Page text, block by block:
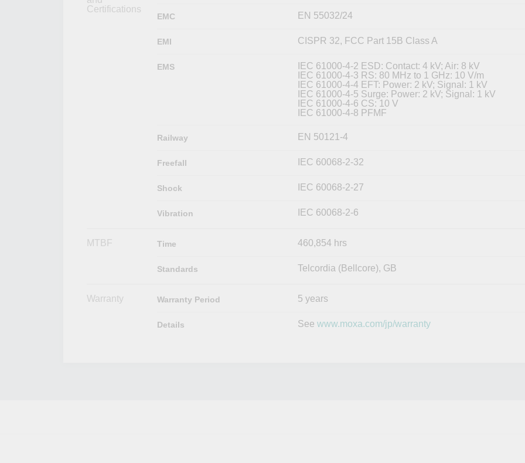
Certifications
EMC EN 55032/24
EMI CISPR 32, FCC Part 15B Class A
EMS
IEC 61000-4-2 ESD: Contact: 4 kV; Air: 8 kV
IEC 61000-4-3 RS: 80 MHz to 1 GHz: 10 V/m
IEC 61000-4-4 EFT: Power: 2 kV; Signal: 1 kV
IEC 61000-4-5 Surge: Power: 2 kV; Signal: 1 kV
IEC 61000-4-6 CS: 10 V
IEC 61000-4-8 PFMF
Railway EN 50121-4
Freefall IEC 60068-2-32
Shock IEC 60068-2-27
Vibration IEC 60068-2-6
MTBF Time 460,854 hrs
Standards Telcordia (Bellcore), GB
Warranty Warranty Period 5 years
Details See www.moxa.com/jp/warranty